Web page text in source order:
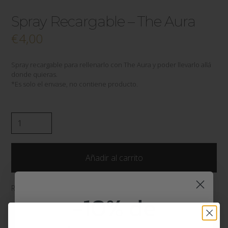
Spray Recargable – The Aura
€4,00
Spray recargable para rellenarlo con The Aura y poder llevarlo allá
donde quieras.
*Es solo el envase, no contiene producto.
Recargable
-
cantidad
Añadir al carrito
Referencia: Sin Categoría
-10% de